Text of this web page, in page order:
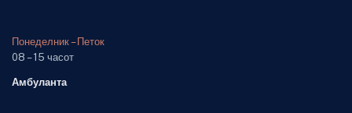
Понеделник – Петок
08 – 15 часот
Амбуланта